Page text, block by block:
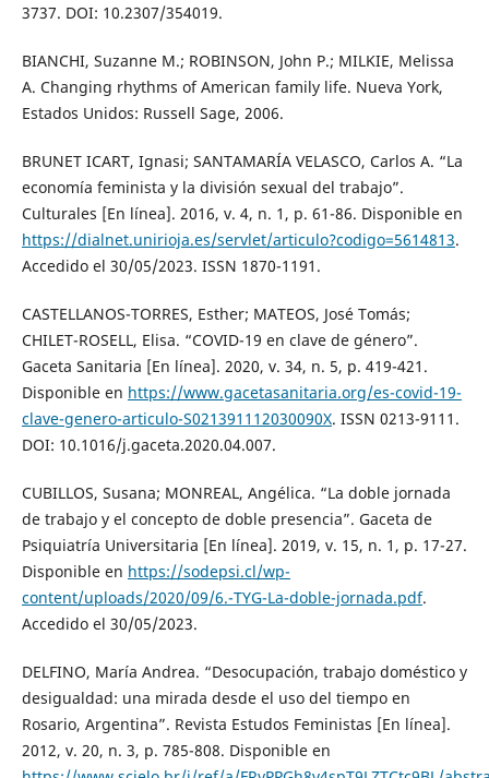
3737. DOI: 10.2307/354019.
BIANCHI, Suzanne M.; ROBINSON, John P.; MILKIE, Melissa
A. Changing rhythms of American family life. Nueva York,
Estados Unidos: Russell Sage, 2006.
BRUNET ICART, Ignasi; SANTAMARÍA VELASCO, Carlos A. “La
economía feminista y la división sexual del trabajo”.
Culturales [En línea]. 2016, v. 4, n. 1, p. 61-86. Disponible en
https://dialnet.unirioja.es/servlet/articulo?codigo=5614813.
Accedido el 30/05/2023. ISSN 1870-1191.
CASTELLANOS-TORRES, Esther; MATEOS, José Tomás;
CHILET-ROSELL, Elisa. “COVID-19 en clave de género”.
Gaceta Sanitaria [En línea]. 2020, v. 34, n. 5, p. 419-421.
Disponible en https://www.gacetasanitaria.org/es-covid-19-
clave-genero-articulo-S021391112030090X. ISSN 0213-9111.
DOI: 10.1016/j.gaceta.2020.04.007.
CUBILLOS, Susana; MONREAL, Angélica. “La doble jornada
de trabajo y el concepto de doble presencia”. Gaceta de
Psiquiatría Universitaria [En línea]. 2019, v. 15, n. 1, p. 17-27.
Disponible en https://sodepsi.cl/wp-
content/uploads/2020/09/6.-TYG-La-doble-jornada.pdf.
Accedido el 30/05/2023.
DELFINO, María Andrea. “Desocupación, trabajo doméstico y
desigualdad: una mirada desde el uso del tiempo en
Rosario, Argentina”. Revista Estudos Feministas [En línea].
2012, v. 20, n. 3, p. 785-808. Disponible en